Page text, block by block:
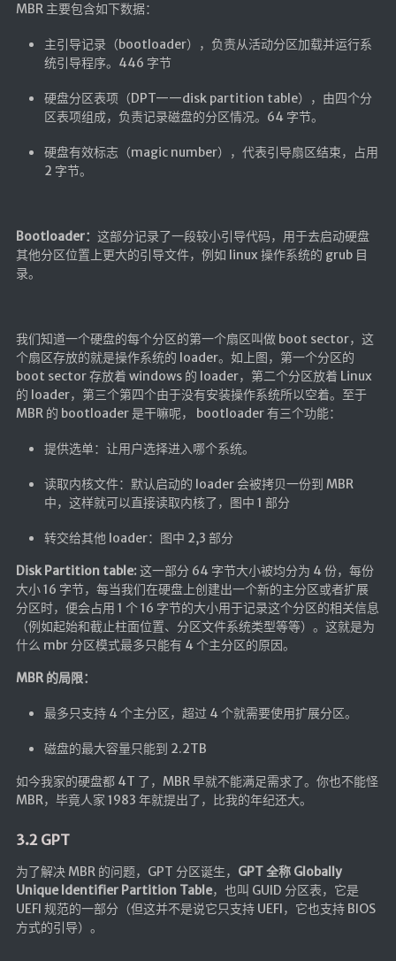
MBR 主要包含如下数据：
主引导记录（bootloader），负责从活动分区加载并运行系
统引导程序。446 字节
硬盘分区表项（DPT——disk partition table），由四个分
区表项组成，负责记录磁盘的分区情况。64 字节。
硬盘有效标志（magic number），代表引导扇区结束，占用
2 字节。
Bootloader： 这部分记录了一段较小引导代码，用于去启动硬盘
其他分区位置上更大的引导文件，例如 linux 操作系统的 grub 目
录。
我们知道一个硬盘的每个分区的第一个扇区叫做 boot sector，这
个扇区存放的就是操作系统的 loader。如上图，第一个分区的
boot sector 存放着 windows 的 loader，第二个分区放着 Linux
的 loader，第三个第四个由于没有安装操作系统所以空着。至于
MBR 的 bootloader 是干嘛呢， bootloader 有三个功能：
提供选单：让用户选择进入哪个系统。
读取内核文件：默认启动的 loader 会被拷贝一份到 MBR
中，这样就可以直接读取内核了，图中 1 部分
转交给其他 loader：图中 2,3 部分
Disk Partition table: 这一部分 64 字节大小被均分为 4 份，每份
大小 16 字节，每当我们在硬盘上创建出一个新的主分区或者扩展
分区时，便会占用 1 个 16 字节的大小用于记录这个分区的相关信息
（例如起始和截止柱面位置、分区文件系统类型等等）。这就是为
什么 mbr 分区模式最多只能有 4 个主分区的原因。
MBR 的局限：
最多只支持 4 个主分区，超过 4 个就需要使用扩展分区。
磁盘的最大容量只能到 2.2TB
如今我家的硬盘都 4T 了，MBR 早就不能满足需求了。你也不能怪
MBR，毕竟人家 1983 年就提出了，比我的年纪还大。
3.2 GPT
为了解决 MBR 的问题，GPT 分区诞生， GPT 全称 Globally
Unique Identifier Partition Table，也叫 GUID 分区表，它是
UEFI 规范的一部分（但这并不是说它只支持 UEFI，它也支持 BIOS
方式的引导）。